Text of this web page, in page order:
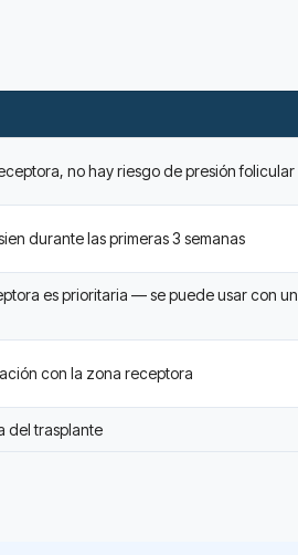
no hay riesgo de presión folicular
durante las primeras 3 semanas
es prioritaria — se puede usar con un
con la zona receptora
del trasplante